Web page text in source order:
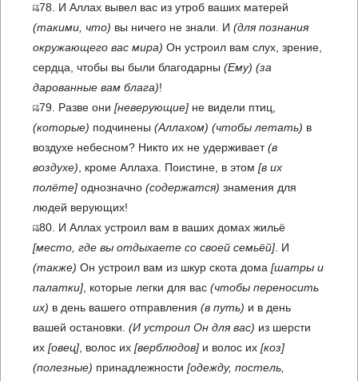
78. И Аллах вывел вас из утроб ваших матерей
(такими, что) вы ничего не знали. И (для познания
окружающего вас мира) Он устроил вам слух, зрение,
сердца, чтобы вы были благодарны (Ему) (за
дарованные вам блага)!
79. Разве они [неверующие] не видели птиц,
(которые) подчинены (Аллахом) (чтобы летать) в
воздухе небесном? Никто их не удерживает(в
воздухе) , кроме Аллаха. Поистине, в этом [в их
полёте] однозначно (содержатся) знамения для
людей верующих!
80. И Аллах устроил вам в ваших домах жильё
[место, где вы отдыхаете со своей семьёй] . И
(также) Он устроил вам из шкур скота дома [шатры и
палатки] , которые легки для вас (чтобы переносить
их) в день вашего отправления (в путь) и в день
вашей остановки. (И устроил Он для вас) из шерсти
их [овец] , волос их [верблюдов] и волос их [коз]
(полезные) принадлежности [одежду, постель,